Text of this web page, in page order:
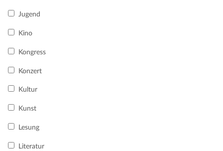
Jugend
Kino
Kongress
Konzert
Kultur
Kunst
Lesung
Literatur